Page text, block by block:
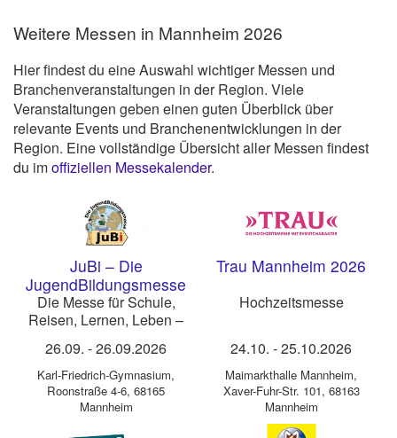
Weitere Messen in Mannheim 2026
Hier findest du eine Auswahl wichtiger Messen und
Branchenveranstaltungen in der Region. Viele
Veranstaltungen geben einen guten Überblick über
relevante Events und Branchenentwicklungen in der
Region. Eine vollständige Übersicht aller Messen findest
du imoffiziellen Messekalender.
JuBi – Die
JugendBildungsmesse
Mannheim 2026
Die Messe für Schule,
Reisen, Lernen, Leben –
26.09. -26.09.2026
Karl-Friedrich-Gymnasium,
Roonstraße 4-6, 68165
Mannheim
Trau Mannheim 2026
Hochzeitsmesse
24.10. -25.10.2026
Maimarkthalle Mannheim,
Xaver-Fuhr-Str. 101, 68163
Mannheim